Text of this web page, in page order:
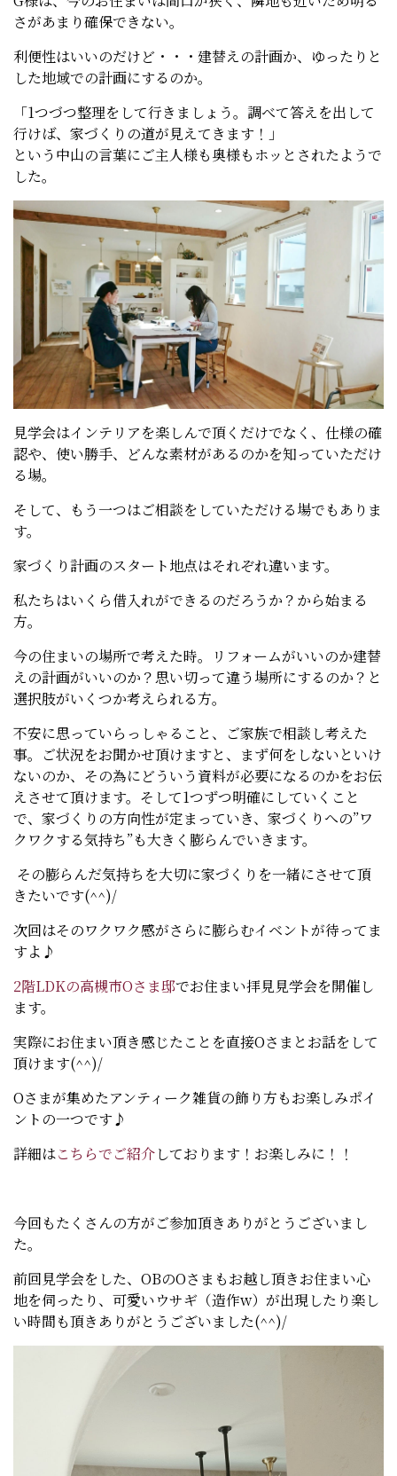
さがあまり確保できない。
利便性はいいのだけど・・・建替えの計画か、ゆったりと
した地域での計画にするのか。
「1つづつ整理をして行きましょう。調べて答えを出して
行けば、家づくりの道が見えてきます！」
という中山の言葉にご主人様も奥様もホッとされたようで
した。
見学会はインテリアを楽しんで頂くだけでなく、仕様の確
認や、使い勝手、どんな素材があるのかを知っていただけ
る場。
そして、もう一つはご相談をしていただける場でもありま
す。
家づくり計画のスタート地点はそれぞれ違います。
私たちはいくら借入れができるのだろうか？から始まる
方。
今の住まいの場所で考えた時。リフォームがいいのか建替
えの計画がいいのか？思い切って違う場所にするのか？と
選択肢がいくつか考えられる方。
不安に思っていらっしゃること、ご家族で相談し考えた
事。ご状況をお聞かせ頂けますと、まず何をしないといけ
ないのか、その為にどういう資料が必要になるのかをお伝
えさせて頂けます。そして1つずつ明確にしていくこと
で、家づくりの方向性が定まっていき、家づくりへの”ワ
クワクする気持ち”も大きく膨らんでいきます。
その膨らんだ気持ちを大切に家づくりを一緒にさせて頂
きたいです(^^)/
次回はそのワクワク感がさらに膨らむイベントが待ってま
すよ♪
2階LDKの高槻市Oさま邸でお住まい拝見見学会を開催し
ます。
実際にお住まい頂き感じたことを直接Oさまとお話をして
頂けます(^^)/
Oさまが集めたアンティーク雑貨の飾り方もお楽しみポイ
ントの一つです♪
詳細はこちらでご紹介しております！お楽しみに！！
今回もたくさんの方がご参加頂きありがとうございまし
た。
前回見学会をした、OBのOさまもお越し頂きお住まい心
地を伺ったり、可愛いウサギ（造作w）が出現したり楽し
い時間も頂きありがとうございました(^^)/